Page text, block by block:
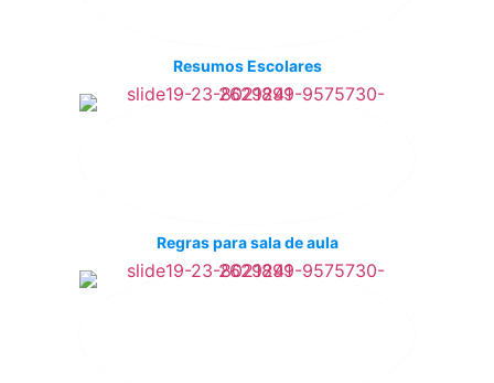
Resumos Escolares
Regras para sala de aula